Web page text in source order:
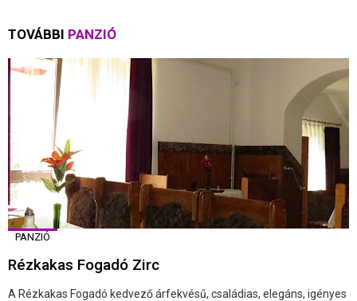
TOVÁBBI PANZIÓ
PANZIÓ
Rézkakas Fogadó Zirc
A Rézkakas Fogadó kedvező árfekvésű, családias, elegáns, igényes